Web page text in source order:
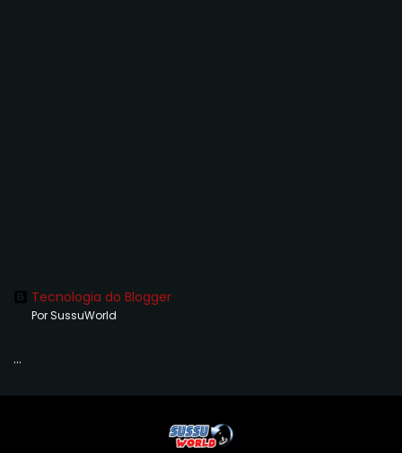
Tecnologia do Blogger
Por SussuWorld
...